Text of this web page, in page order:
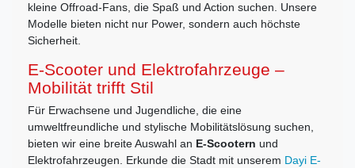
kleine Offroad-Fans, die Spaß und Action suchen. Unsere
Modelle bieten nicht nur Power, sondern auch höchste
Sicherheit.
E-Scooter und Elektrofahrzeuge –
Mobilität trifft Stil
Für Erwachsene und Jugendliche, die eine
umweltfreundliche und stylische Mobilitätslösung suchen,
bieten wir eine breite Auswahl an E-Scootern und
Elektrofahrzeugen. Erkunde die Stadt mit unserem Dayi E-